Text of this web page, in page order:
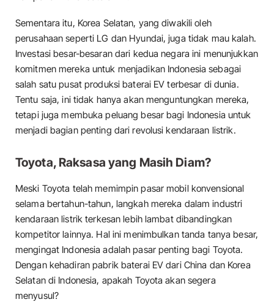
Sementara itu, Korea Selatan, yang diwakili oleh
perusahaan seperti LG dan Hyundai, juga tidak mau kalah.
Investasi besar-besaran dari kedua negara ini menunjukkan
komitmen mereka untuk menjadikan Indonesia sebagai
salah satu pusat produksi baterai EV terbesar di dunia.
Tentu saja, ini tidak hanya akan menguntungkan mereka,
tetapi juga membuka peluang besar bagi Indonesia untuk
menjadi bagian penting dari revolusi kendaraan listrik.
Toyota, Raksasa yang Masih Diam?
Meski Toyota telah memimpin pasar mobil konvensional
selama bertahun-tahun, langkah mereka dalam industri
kendaraan listrik terkesan lebih lambat dibandingkan
kompetitor lainnya. Hal ini menimbulkan tanda tanya besar,
mengingat Indonesia adalah pasar penting bagi Toyota.
Dengan kehadiran pabrik baterai EV dari China dan Korea
Selatan di Indonesia, apakah Toyota akan segera
menyusul?